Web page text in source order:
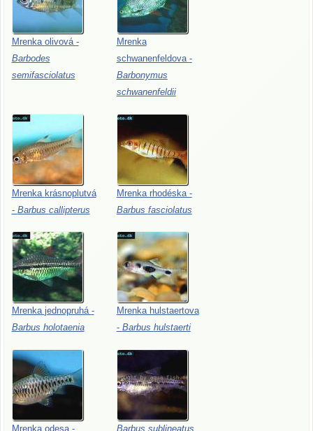
Mrenka olivová -
Barbodes
semifasciolatus
Mrenka
schwanenfeldova -
Barbonymus
schwanenfeldii
Mrenka krásnoplutvá
- Barbus callipterus
Mrenka rhodéska -
Barbus fasciolatus
Mrenka jednopruhá -
Barbus holotaenia
Mrenka hulstaertova
- Barbus hulstaerti
Mrenka odesa -
Barbus sublineatus